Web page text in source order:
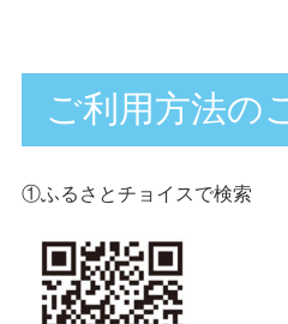
ご利用方法の
①ふるさとチョイスで検索